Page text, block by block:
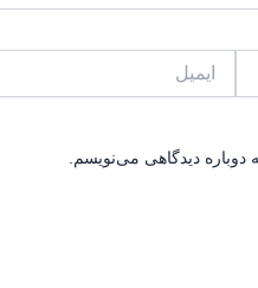
دیدگاهی می‌نویسم.